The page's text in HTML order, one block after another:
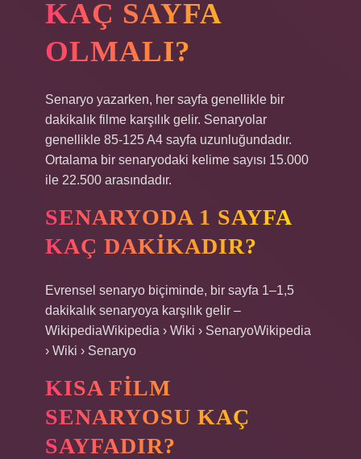
KAÇ SAYFA
OLMALI?
Senaryo yazarken, her sayfa genellikle bir
dakikalık filme karşılık gelir. Senaryolar
genellikle 85-125 A4 sayfa uzunluğundadır.
Ortalama bir senaryodaki kelime sayısı 15.000
ile 22.500 arasındadır.
SENARYODA 1 SAYFA
KAÇ DAKIKADIR?
Evrensel senaryo biçiminde, bir sayfa 1–1,5
dakikalık senaryoya karşılık gelir –
WikipediaWikipedia › Wiki › SenaryoWikipedia
› Wiki › Senaryo
KISA FILM
SENARYOSU KAÇ
SAYFADIR?